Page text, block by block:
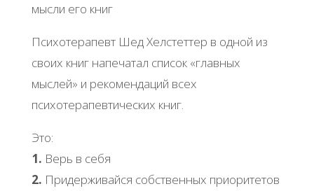
Психотерапевт Шед Хелстеттер в одной из
своих книг напечатал список «главных
мыслей» и рекомендаций всех
психотерапевтических книг.
Это:
1. Верь в себя
2. Придерживайся собственных приоритетов